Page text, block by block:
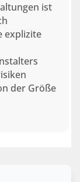
ist
explizite
der Größe